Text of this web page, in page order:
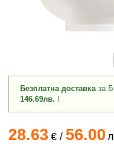
Безплатна доставказа
146.69лв. !
28.63 €/ 56.00